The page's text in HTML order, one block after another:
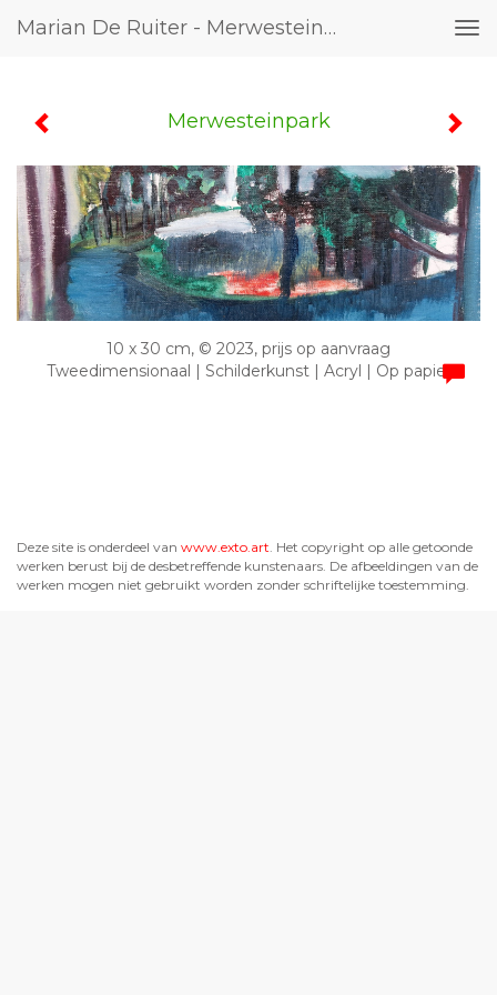
Marian De Ruiter - Merwesteinpark
Merwesteinpark
10 x 30 cm, © 2023, prijs op aanvraag
Tweedimensionaal | Schilderkunst | Acryl | Op papier
Deze site is onderdeel van www.exto.art . Het copyright op alle getoonde
werken berust bij de desbetreffende kunstenaars. De afbeeldingen van de
werken mogen niet gebruikt worden zonder schriftelijke toestemming.